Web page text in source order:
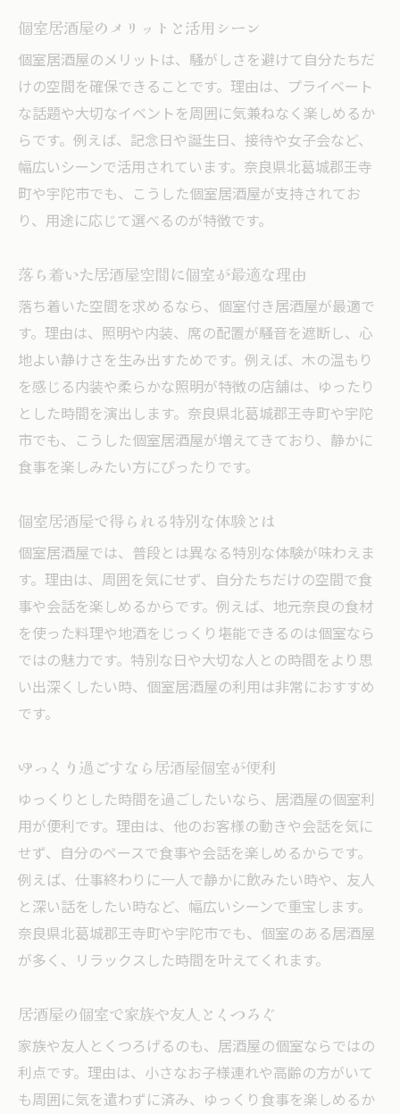
個室居酒屋のメリットと活用シーン
個室居酒屋のメリットは、騒がしさを避けて自分たちだ
けの空間を確保できることです。理由は、プライベート
な話題や大切なイベントを周囲に気兼ねなく楽しめるか
らです。例えば、記念日や誕生日、接待や女子会など、
幅広いシーンで活用されています。奈良県北葛城郡王寺
町や宇陀市でも、こうした個室居酒屋が支持されてお
り、用途に応じて選べるのが特徴です。
落ち着いた居酒屋空間に個室が最適な理由
落ち着いた空間を求めるなら、個室付き居酒屋が最適で
す。理由は、照明や内装、席の配置が騒音を遮断し、心
地よい静けさを生み出すためです。例えば、木の温もり
を感じる内装や柔らかな照明が特徴の店舗は、ゆったり
とした時間を演出します。奈良県北葛城郡王寺町や宇陀
市でも、こうした個室居酒屋が増えてきており、静かに
食事を楽しみたい方にぴったりです。
個室居酒屋で得られる特別な体験とは
個室居酒屋では、普段とは異なる特別な体験が味わえま
す。理由は、周囲を気にせず、自分たちだけの空間で食
事や会話を楽しめるからです。例えば、地元奈良の食材
を使った料理や地酒をじっくり堪能できるのは個室なら
ではの魅力です。特別な日や大切な人との時間をより思
い出深くしたい時、個室居酒屋の利用は非常におすすめ
です。
ゆっくり過ごすなら居酒屋個室が便利
ゆっくりとした時間を過ごしたいなら、居酒屋の個室利
用が便利です。理由は、他のお客様の動きや会話を気に
せず、自分のペースで食事や会話を楽しめるからです。
例えば、仕事終わりに一人で静かに飲みたい時や、友人
と深い話をしたい時など、幅広いシーンで重宝します。
奈良県北葛城郡王寺町や宇陀市でも、個室のある居酒屋
が多く、リラックスした時間を叶えてくれます。
居酒屋の個室で家族や友人とくつろぐ
家族や友人とくつろげるのも、居酒屋の個室ならではの
利点です。理由は、小さなお子様連れや高齢の方がいて
も周囲に気を遣わずに済み、ゆっくり食事を楽しめるか